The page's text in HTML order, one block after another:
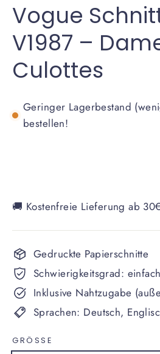
Vogue
V1987 –
Culottes
Geringer Lagerbestand
bestellen!
🚚 Kostenfreie Lieferung ab
Gedruckte Papierschnitte
Schwierigkeitsgrad: einfach
Inklusive Nahtzugabe
Sprachen: Deutsch,
GRÖSSE